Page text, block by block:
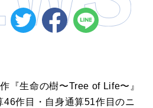
『生命の樹〜Tree of Life〜』
作目・自身通算51作目のニ